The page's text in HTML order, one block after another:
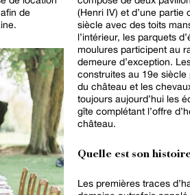
de
(Henri IV) et d’une partie
siècle avec des toits
l’intérieur, les parquets
moulures participent au
demeure d’exception.
construites au 19e siècle
du château et les
toujours aujourd’hui les
gîte complétant l’offre
château.
Quelle est son
Les premières traces